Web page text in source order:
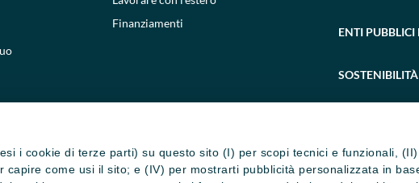
i cookie di terze parti) su questo sito (I) per scopi tecnici e funzionali,
come usi il sito; e (IV) per mostrarti pubblicità personalizzata in
Finanziamenti
ENTI PUBBLICI
SOSTENIBILITÀ